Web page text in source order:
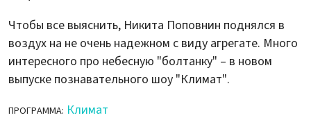
Чтобы все выяснить, Никита Поповнин поднялся в
воздух на не очень надежном с виду агрегате. Много
интересного про небесную "болтанку" – в новом
выпуске познавательного шоу "Климат".
ПРОГРАММА: Климат